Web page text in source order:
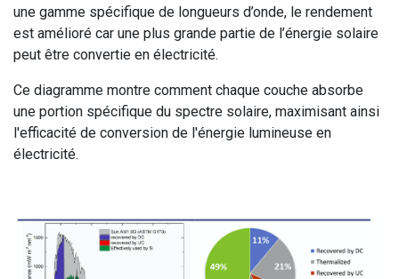
une gamme spécifique de longueurs d’onde, le rendement
est amélioré car une plus grande partie de l’énergie solaire
peut être convertie en électricité.
Ce diagramme montre comment chaque couche absorbe
une portion spécifique du spectre solaire, maximisant ainsi
l'efficacité de conversion de l'énergie lumineuse en
électricité.